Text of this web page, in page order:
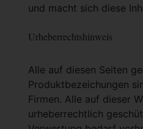
und macht sich diese
Urheberrechtshinweis
Alle auf diesen Seiten
Produktbezeichungen
Firmen. Alle auf dieser
urheberrechtlich